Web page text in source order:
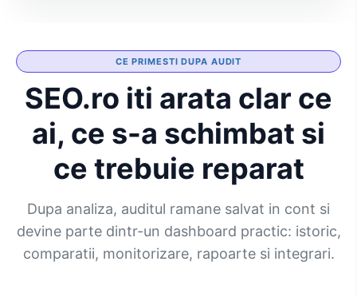
CE PRIMESTI DUPA AUDIT
SEO.ro iti arata clar ce
ai, ce s-a schimbat si
ce trebuie reparat
Dupa analiza, auditul ramane salvat in cont si
devine parte dintr-un dashboard practic: istoric,
comparatii, monitorizare, rapoarte si integrari.